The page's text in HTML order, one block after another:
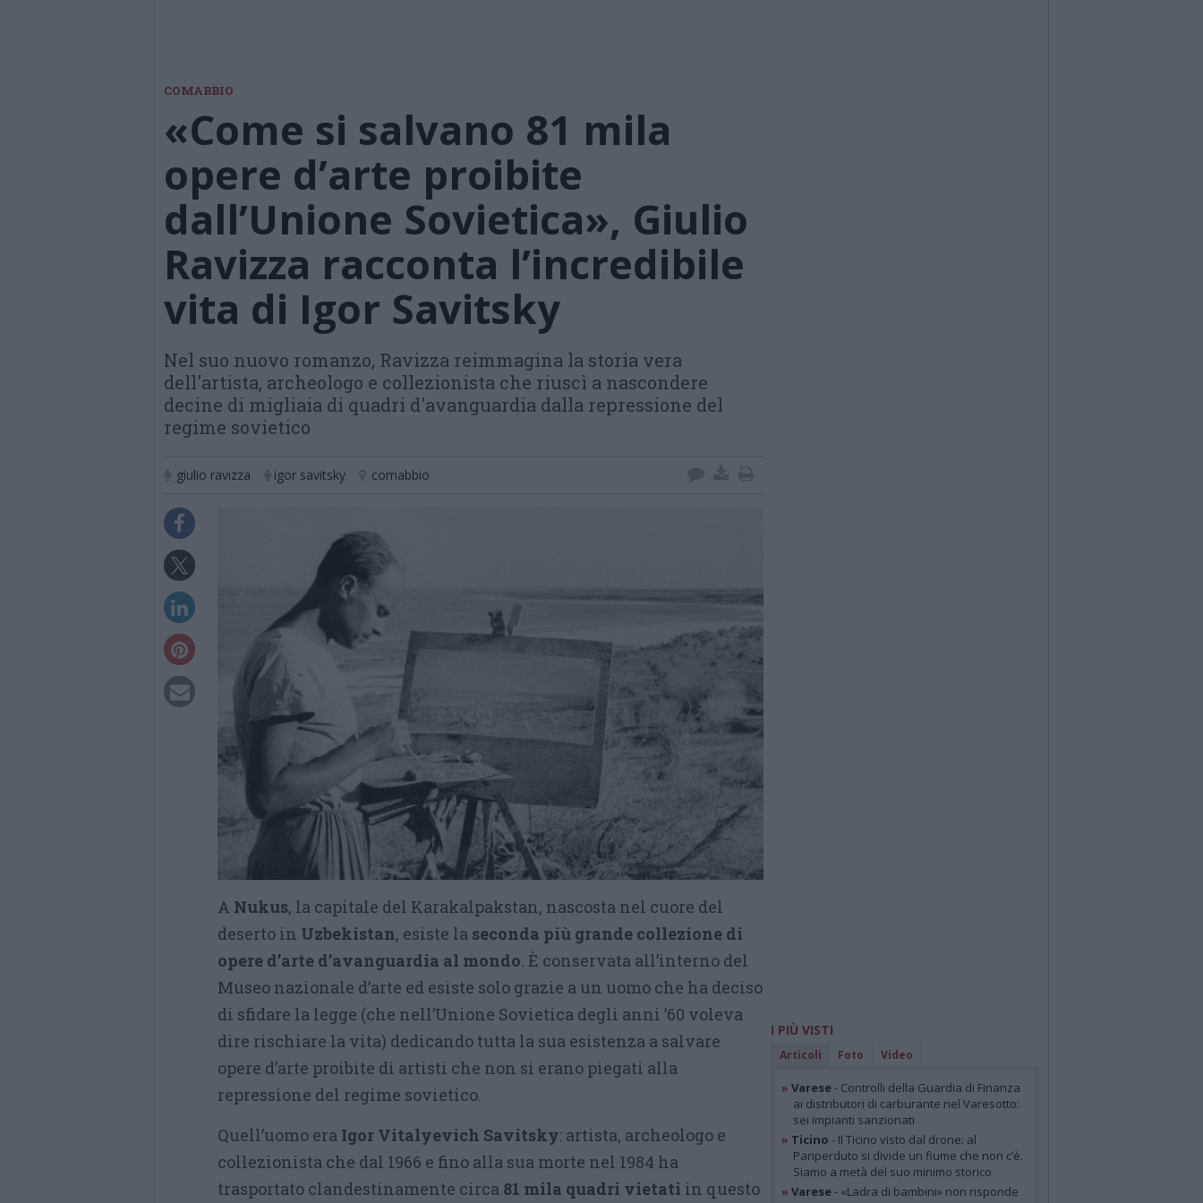
COMABBIO
«Come si salvano 81 mila
opere d’arte proibite
dall’Unione Sovietica», Giulio
Ravizza racconta l’incredibile
vita di Igor Savitsky
Nel suo nuovo romanzo, Ravizza reimmagina la storia vera
dell'artista, archeologo e collezionista che riuscì a nascondere
decine di migliaia di quadri d'avanguardia dalla repressione del
regime sovietico
giulio ravizza igor savitsky comabbio
A Nukus, la capitale del Karakalpakstan, nascosta nel cuore del
deserto in Uzbekistan, esiste la seconda più grande collezione di
opere d’arte d’avanguardia al mondo. È conservata all’interno del
Museo nazionale d’arte ed esiste solo grazie a un uomo che ha deciso
di sfidare la legge (che nell’Unione Sovietica degli anni ’60 voleva
dire rischiare la vita) dedicando tutta la sua esistenza a salvare
opere d’arte proibite di artisti che non si erano piegati alla
repressione del regime sovietico.
Quell’uomo era Igor Vitalyevich Savitsky: artista, archeologo e
collezionista che dal 1966 e fino alla sua morte nel 1984 ha
trasportato clandestinamente circa 81 mila quadri vietati in questo
I PIÙ VISTI
Articoli Foto Video
» Varese- Controlli della Guardia di Finanza
ai distributori di carburante nel Varesotto:
sei impianti sanzionati
» Ticino - Il Ticino visto dal drone: al
Panperduto si divide un fiume che non c’è.
Siamo a metà del suo minimo storico
» Varese- «Ladra di bambini» non risponde